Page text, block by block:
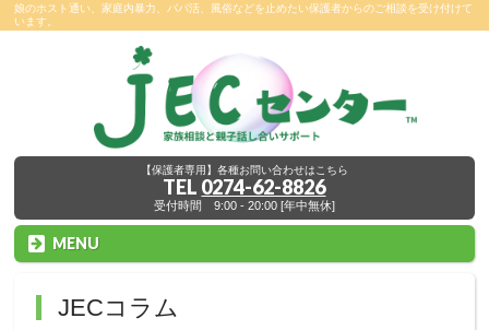
娘のホスト通い、家庭内暴力、パパ活、風俗などを止めたい保護者からのご相談を受け付けて
います。
【保護者専用】各種お問い合わせはこちら
TEL 0274-62-8826
受付時間 9:00 - 20:00 [年中無休]
MENU
JECコラム